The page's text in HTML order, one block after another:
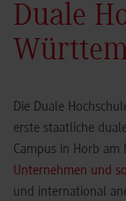
Duale
Die Duale
erste staatliche
Campus in Horb
Unternehmen und
und international